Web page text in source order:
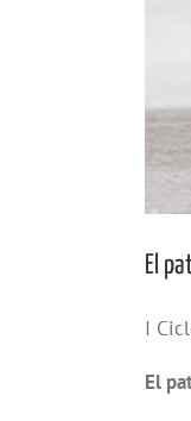
El
I
El